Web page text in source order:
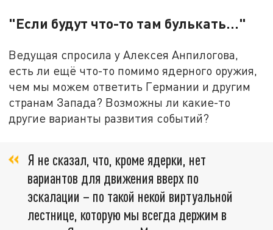
"Если будут что-то там булькать..."
Ведущая спросила у Алексея Анпилогова,
есть ли ещё что-то помимо ядерного оружия,
чем мы можем ответить Германии и другим
странам Запада? Возможны ли какие-то
другие варианты развития событий?
Я не сказал, что, кроме ядерки, нет
вариантов для движения вверх по
эскалации – по такой некой виртуальной
лестнице, которую мы всегда держим в